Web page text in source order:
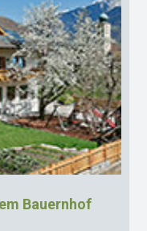
Bauernhof